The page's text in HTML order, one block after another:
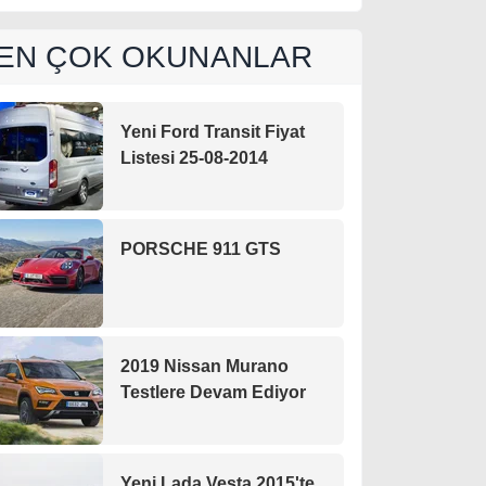
ÇOK OKUNANLAR
Yeni Ford Transit Fiyat
Listesi 25-08-2014
PORSCHE 911 GTS
2019 Nissan Murano
Testlere Devam Ediyor